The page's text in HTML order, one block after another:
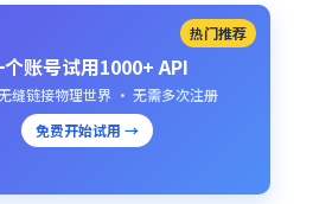
热门推荐
个账号试用1000+ API
缝链接物理世界 · 无需多次注册
免费开始试用 →